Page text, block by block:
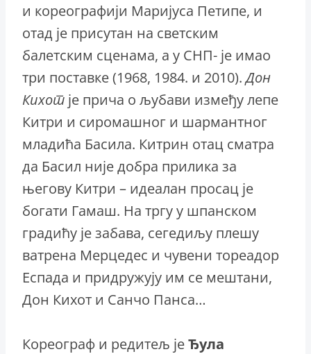
и кореографији Маријуса Петипе, и
отад је присутан на светским
балетским сценама, а у СНП- је имао
три поставке (1968, 1984. и 2010).Дон
Кихот је прича о љубави између лепе
Китри и сиромашног и шармантног
младића Басила. Китрин отац сматра
да Басил није добра прилика за
његову Китри – идеалан просац је
богати Гамаш. На тргу у шпанском
градићу је забава, сегедиљу плешу
ватрена Мерцедес и чувени тореадор
Еспада и придружују им се мештани,
Дон Кихот и Санчо Панса…
Кореограф и редитељ јеЂула